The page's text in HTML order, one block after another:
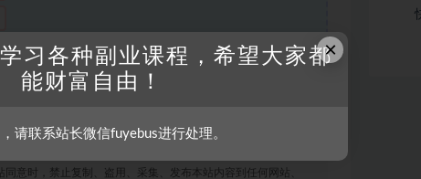
看
意时，禁止复制、盗用、采集、发布本站内容到任何网站、
×
习各种副业课程，希望大家都
能财富自由！
请联系站长微信fuyebus进行处理。